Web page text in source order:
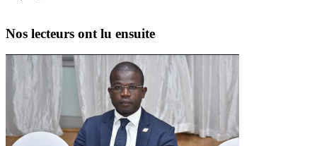
Nos lecteurs ont lu ensuite